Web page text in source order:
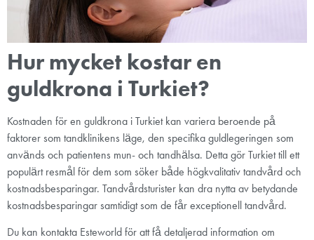
Hur mycket kostar en
guldkrona i Turkiet?
Kostnaden för en guldkrona i Turkiet kan variera beroende på
faktorer som tandklinikens läge, den specifika guldlegeringen som
används och patientens mun- och tandhälsa. Detta gör Turkiet till ett
populärt resmål för dem som söker både högkvalitativ tandvård och
kostnadsbesparingar. Tandvårdsturister kan dra nytta av betydande
kostnadsbesparingar samtidigt som de får exceptionell tandvård.
Du kan kontakta Esteworld för att få detaljerad information om